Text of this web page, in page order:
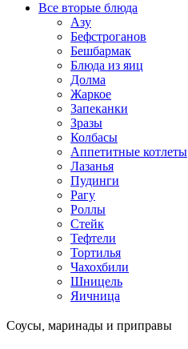
Все вторые блюда
Азу
Бефстроганов
Бешбармак
Блюда из яиц
Долма
Жаркое
Запеканки
Зразы
Колбасы
Аппетитные котлеты
Лазанья
Пудинги
Рагу
Роллы
Стейк
Тефтели
Тортилья
Чахохбили
Шницель
Яичница
Соусы, маринады и приправы